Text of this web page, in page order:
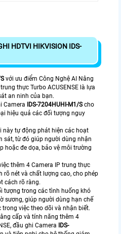
HDTVI HIKVISION IDS-
với ưu điểm Công Nghệ AI Nâng
thực Turbo ACUSENSE là lựa
an ninh của bạn.
Camera
IDS-7204HUHI-M1/Scho
hiệu quả các đối tượng nguy
này tự động phát hiện các hoạt
sát, từ đó giúp người dùng nhận
hoặc đe dọa, bảo vệ môi trường
thêm 4 Camera IP trung thực
rõ nét và chất lượng cao, cho phép
cách rõ ràng.
tượng trong các tình huống khó
sương, giúp người dùng hạn chế
việc theo dõi và nhận biết.
cấp và tính năng thêm 4
đầu ghi Camera
IDS-